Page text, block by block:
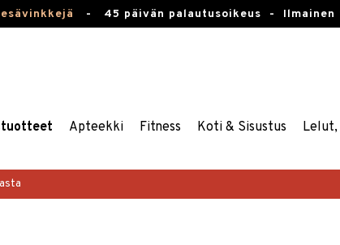
- 45 päivän palautusoikeus -
Apteekki Fitness Koti & Sisustus Lelut,